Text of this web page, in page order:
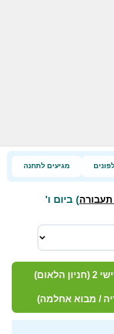
מגיעים לתחנה
תעבורה) ביום ו'
/ מבוא אחלמה)